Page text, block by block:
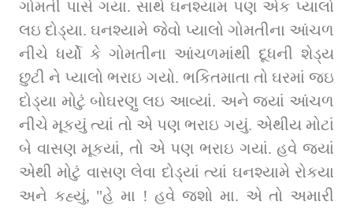
ગોમતી પાસે ગયા. સાથે ઘનશ્યામ પણ એક પ્યાલો
લઇ દોડ્યા. ઘનશ્યામે જેવો પ્યાલો ગોમતીના આંચળ
નીચે ધર્યો કે ગોમતીના આંચળમાંથી દૂધની શેડ્ય
છુટી ને પ્યાલો ભરાઇ ગયો. ભકિતમાતા તો ઘરમાં જઇ
દોડ્યા મોટું બોઘરણુ લઇ આવ્યાં. અને જયાં આંચળ
નીચે મૂકયું ત્યાં તો એ પણ ભરાઇ ગયું. એથીય મોટાં
બે વાસણ મૂકયાં, તો એ પણ ભરાઇ ગયાં. હવે જયાં
એથી મોટું વાસણ લેવા દોડ્યાં ત્યાં ઘનશ્યામે રોકયા
અને કહ્યું, "હે મા ! હવે જશો મા. એ તો અમારી